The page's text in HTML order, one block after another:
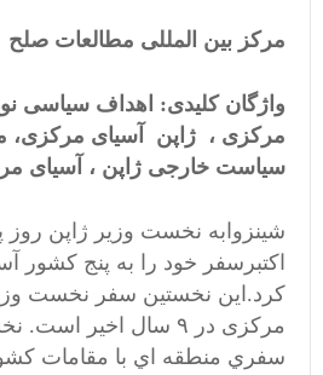
مرکز بین المللی مطالعات صلح
واژگان کلیدی: اهداف سیاسی
مرکزی ، ژاپن آسیای مرکزی،
سیاست خارجی ژاپن ، آسیای
اکتبرسفر خود را به پنج کشور
کرد.این نخستین سفر نخست
مرکزی در ۹ سال اخیر
سفري منطقه اي با مقامات